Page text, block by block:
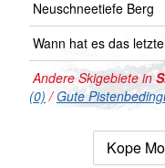
Neuschneetiefe Berg
Wann hat es das
Andere Skigebiete in
(0) /Gute
Kope